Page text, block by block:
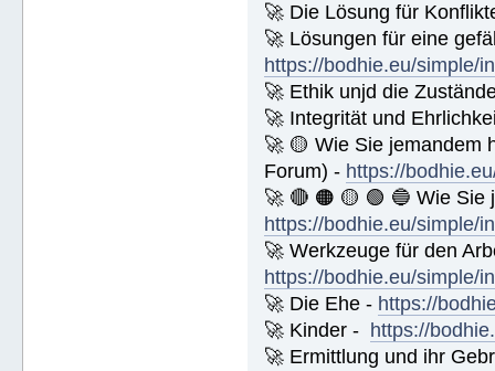
🚀 Die Lösung für
🚀 Lösungen für eine
https://bodhie.eu/simple/
🚀 Ethik unjd die
🚀 Integrität und
🚀 🟡 Wie Sie jemandem
Forum) - https://
🚀 🔴 🟠 🟡 🟢 🔵 Wie Sie
https://bodhie.eu/simple/
🚀 Werkzeuge für den
https://bodhie.eu/simple/
🚀 Die Ehe - https://
🚀 Kinder - https://
🚀 Ermittlung und ihr